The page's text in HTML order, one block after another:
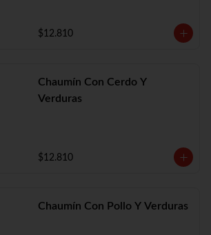
$12.810
Chaumín Con Cerdo Y
Verduras
$12.810
Chaumín Con Pollo Y Verduras